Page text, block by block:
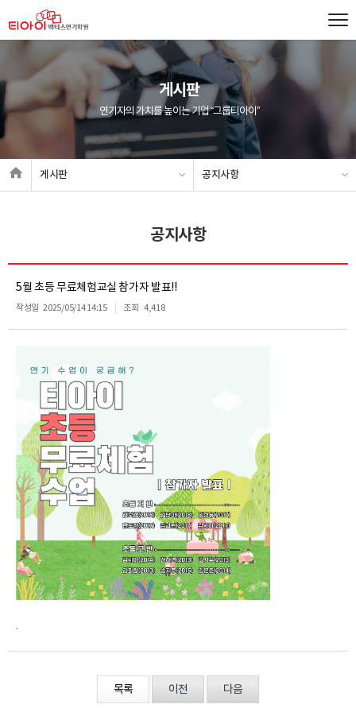
게시판
연기자의 가치를 높이는 기업 “그룹티아이”
게시판 공지사항
공지사항
5월 초등 무료체험교실 참가자 발표!!
작성일 2025/05/14 14:15 조회 4,418
.
목록 이전 다음